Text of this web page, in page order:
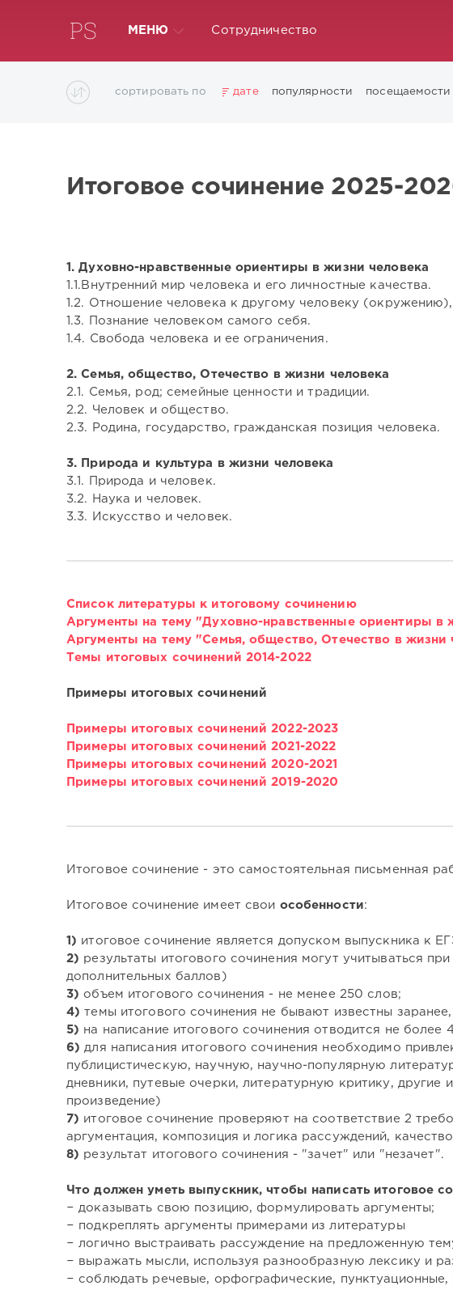
МЕНЮ Сотрудничество
сортировать по дате популярности посещаемости
Итоговое сочинение 2025-
1. Духовно-нравственные ориентиры в жизни человека
1.1.Внутренний мир человека и его личностные качества.
1.2. Отношение человека к другому человеку
1.3. Познание человеком самого себя.
1.4. Свобода человека и ее ограничения.
2. Семья, общество, Отечество в жизни человека
2.1. Семья, род; семейные ценности и традиции.
2.2. Человек и общество.
2.3. Родина, государство, гражданская позиция человека.
3. Природа и культура в жизни человека
3.1. Природа и человек.
3.2. Наука и человек.
3.3. Искусство и человек.
Список литературы к итоговому сочинению
Аргументы на тему "Духовно-нравственные ориентиры в
Аргументы на тему "Семья, общество, Отечество в жизни
Темы итоговых сочинений 2014-2022
Примеры итоговых сочинений
Примеры итоговых сочинений 2022-2023
Примеры итоговых сочинений 2021-2022
Примеры итоговых сочинений 2020-2021
Примеры итоговых сочинений 2019-2020
Итоговое сочинение - это самостоятельная письменная
Итоговое сочинение имеет свои особенности:
1) итоговое сочинение является допуском выпускника к
2) результаты итогового сочинения могут учитываться
дополнительных баллов)
3) объем итогового сочинения - не менее 250 слов;
4) темы итогового сочинения не бывают известны
5) на написание итогового сочинения отводится не более
6) для написания итогового сочинения необходимо
публицистическую, научную, научно-популярную
дневники, путевые очерки, литературную критику,
произведение)
7) итоговое сочинение проверяют на соответствие 2
аргументация, композиция и логика рассуждений,
8) результат итогового сочинения - "зачет" или "незачет".
Что должен уметь выпускник, чтобы написать итоговое
− доказывать свою позицию, формулировать аргументы;
− подкреплять аргументы примерами из литературы
− логично выстраивать рассуждение на предложенную
− выражать мысли, используя разнообразную лексику и
− соблюдать речевые, орфографические,